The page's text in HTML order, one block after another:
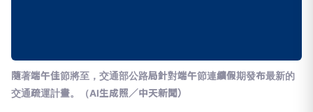
隨著端午佳節將至，交通部公路局針對端午節連續假期發布最新的
交通疏運計畫。（AI生成照／中天新聞）